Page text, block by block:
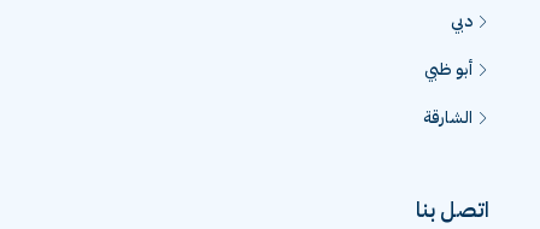
دبي
أبو ظبي
الشارقة
اتصل بنا